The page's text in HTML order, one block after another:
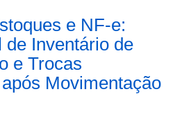
e NF-e:
de Inventário de
e Trocas
Movimentação